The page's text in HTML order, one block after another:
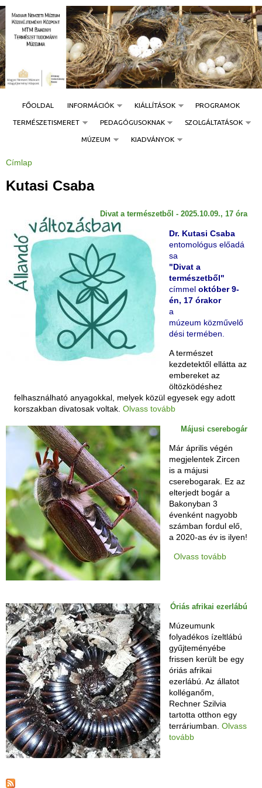
Jump to navigation
FŐOLDAL INFORMÁCIÓK KIÁLLÍTÁSOK PROGRAMOK
TERMÉSZETISMERET PEDAGÓGUSOKNAK SZOLGÁLTATÁSOK
MÚZEUM KIADVÁNYOK
J
l
e
Címlap
Kutasi Csaba
Divat a természetből - 2025.10.09., 17 óra
Dr. Kutasi Csaba
entomológus előadá
sa
"Divat a
természetből"
címmel október 9-
én, 17 órakor
a
múzeum közművelő
dési termében.
A természet
kezdetektől ellátta az
embereket az
öltözködéshez
felhasználható anyagokkal, melyek közül egyesek egy adott
korszakban divatosak voltak.Olvass tovább
Májusi cserebogár
Már április végén
megjelentek Zircen
is a májusi
cserebogarak. Ez az
elterjedt bogár a
Bakonyban 3
évenként nagyobb
számban fordul elő,
a 2020-as év is ilyen!
Olvass tovább
Óriás afrikai ezerlábú
Múzeumunk
folyadékos ízeltlábú
gyűjteményébe
frissen került be egy
óriás afrikai
ezerlábú. Az állatot
kolléganőm,
Rechner Szilvia
tartotta otthon egy
terráriumban. Olvass
tovább